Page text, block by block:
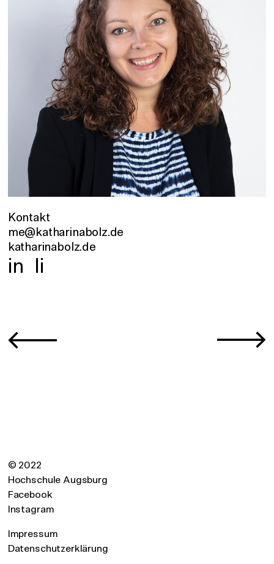
Kontakt
me@katharinabolz.de
katharinabolz.de
in li
© 2022
Hochschule Augsburg
Facebook
Instagram
Impressum
Datenschutzerklärung